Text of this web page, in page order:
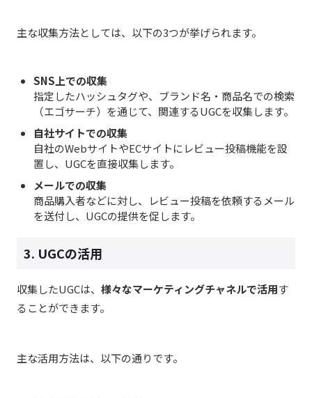
主な収集方法としては、以下の3つが挙げられます。
SNS上での収集
指定したハッシュタグや、ブランド名・商品名での検索
（エゴサーチ）を通じて、関連するUGCを収集します。
自社サイトでの収集
自社のWebサイトやECサイトにレビュー投稿機能を設
置し、UGCを直接収集します。
メールでの収集
商品購入者などに対し、レビュー投稿を依頼するメール
を送付し、UGCの提供を促します。
3. UGCの活用
収集したUGCは、 様々なマーケティングチャネルで活用す
ることができます。
主な活用方法は、以下の通りです。